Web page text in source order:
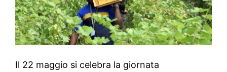
Il 22 maggio si celebra la giornata